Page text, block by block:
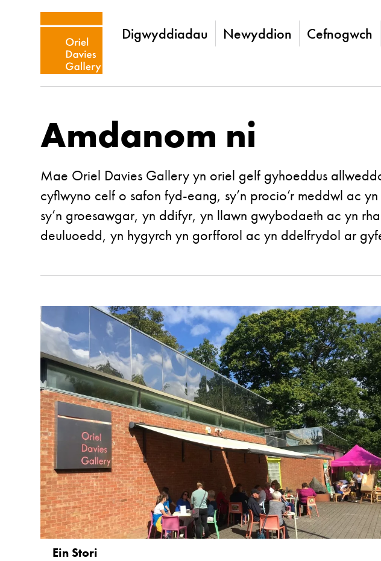
Digwyddiadau Newyddion Cefnogwch
Amdanom ni
Mae Oriel Davies Gallery yn oriel gelf gyhoeddus
cyflwyno celf o safon fyd-eang, sy’n procio’r meddwl ac
sy’n groesawgar, yn ddifyr, yn llawn gwybodaeth ac yn
deuluoedd, yn hygyrch yn gorfforol ac yn ddelfrydol ar
Ein Stori